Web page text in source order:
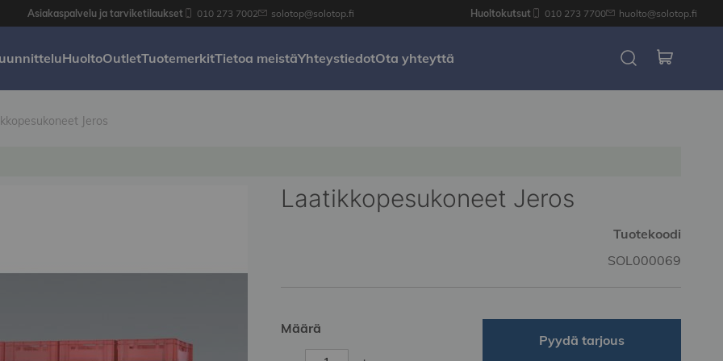
Asiakaspalvelu ja tarviketilaukset 010 273 7002 solotop@solotop.fi Huoltokutsut 010 273 7700 huolto@solotop.fi
HuoltoOutletTuotemerkitTietoa meistäYhteystiedotOta yhteyttä
Jeros
Laatikkopesukoneet Jeros
Tuotekoodi
SOL000069
Määrä
Pyydä tarjous